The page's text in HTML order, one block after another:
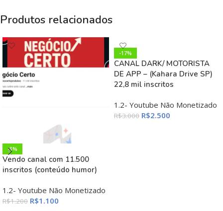
Produtos relacionados
-8%
Vendo canal com 11.500
inscritos (conteúdo humor)
1.2- Youtube Não Monetizado
R$1.200 R$1.100
-17%
CANAL DARK/ MOTORISTA
DE APP – (Kahara Drive SP)
22,8 mil inscritos
1.2- Youtube Não Monetizado
R$3.000 R$2.500